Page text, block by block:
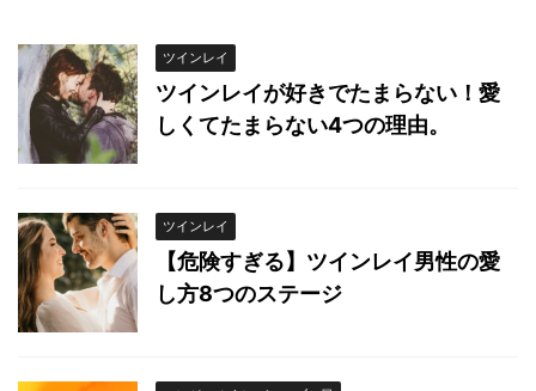
ツインレイ
ツインレイが好きでたまらない！愛
しくてたまらない4つの理由。
ツインレイ
【危険すぎる】ツインレイ男性の愛
し方8つのステージ